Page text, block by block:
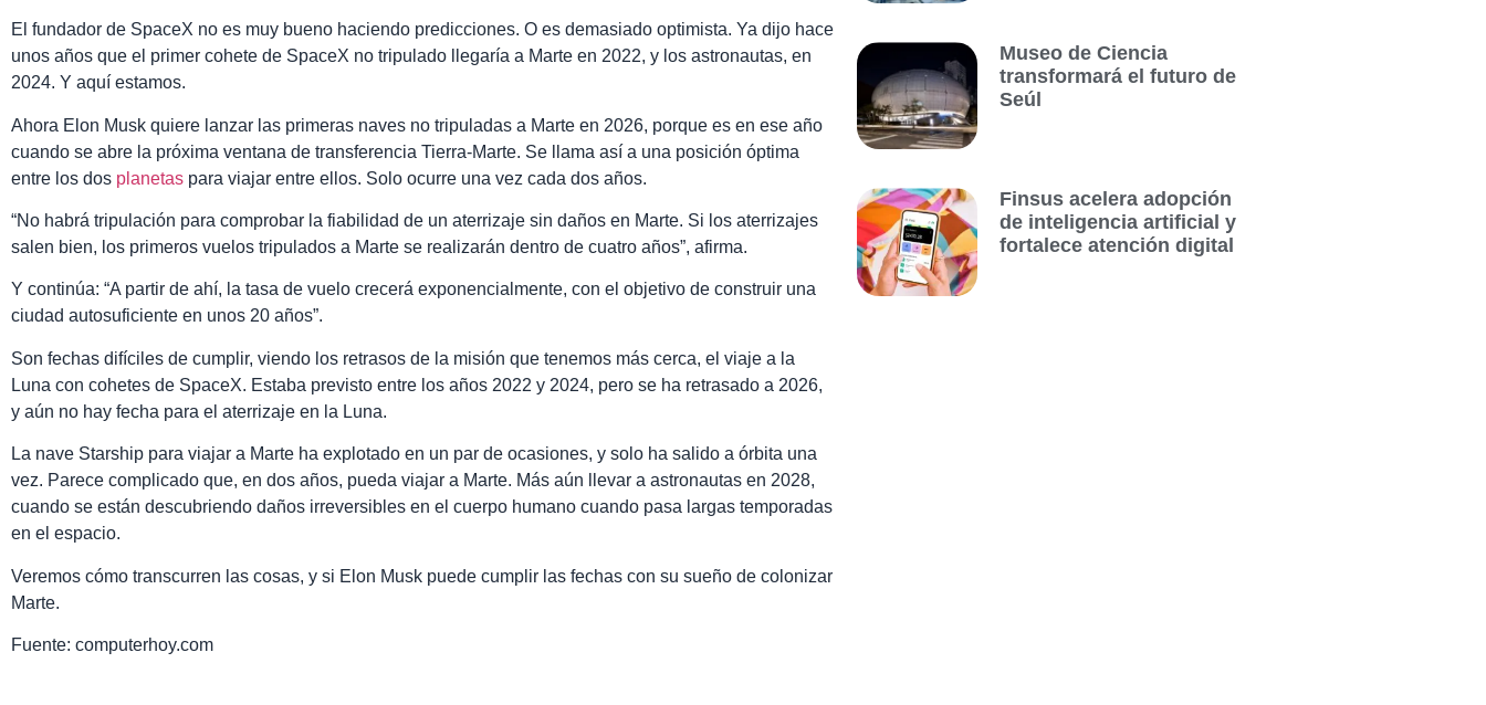
El fundador de SpaceX no es muy bueno haciendo predicciones. O es demasiado optimista. Ya dijo hace
unos años que el primer cohete de SpaceX no tripulado llegaría a Marte en 2022, y los astronautas, en
2024. Y aquí estamos.
Ahora Elon Musk quiere lanzar las primeras naves no tripuladas a Marte en 2026, porque es en ese año
cuando se abre la próxima ventana de transferencia Tierra-Marte. Se llama así a una posición óptima
entre los dos planetas para viajar entre ellos. Solo ocurre una vez cada dos años.
“No habrá tripulación para comprobar la fiabilidad de un aterrizaje sin daños en Marte. Si los aterrizajes
salen bien, los primeros vuelos tripulados a Marte se realizarán dentro de cuatro años”, afirma.
Y continúa: “A partir de ahí, la tasa de vuelo crecerá exponencialmente, con el objetivo de construir una
ciudad autosuficiente en unos 20 años”.
Son fechas difíciles de cumplir, viendo los retrasos de la misión que tenemos más cerca, el viaje a la
Luna con cohetes de SpaceX. Estaba previsto entre los años 2022 y 2024, pero se ha retrasado a 2026,
y aún no hay fecha para el aterrizaje en la Luna.
La nave Starship para viajar a Marte ha explotado en un par de ocasiones, y solo ha salido a órbita una
vez. Parece complicado que, en dos años, pueda viajar a Marte. Más aún llevar a astronautas en 2028,
cuando se están descubriendo daños irreversibles en el cuerpo humano cuando pasa largas temporadas
en el espacio.
Veremos cómo transcurren las cosas, y si Elon Musk puede cumplir las fechas con su sueño de colonizar
Marte.
Fuente: computerhoy.com
Museo de Ciencia
transformará el futuro de
Seúl
Finsus acelera adopción
de inteligencia artificial y
fortalece atención digital